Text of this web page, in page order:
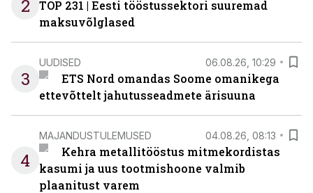
2
TOP 231 | Eesti tööstussektori suuremad
maksuvõlglased
3
UUDISED 06.08.26, 10:29
ETS Nord omandas Soome omanikega
ettevõttelt jahutusseadmete ärisuuna
4
MAJANDUSTULEMUSED 04.08.26, 08:13
Kehra metallitööstus mitmekordistas
kasumi ja uus tootmishoone valmib
plaanitust varem